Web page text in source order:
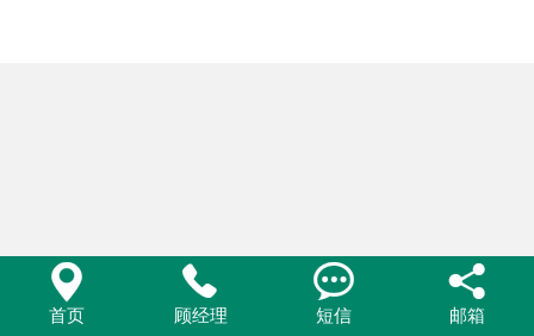

首页

顾经理

短信

邮箱